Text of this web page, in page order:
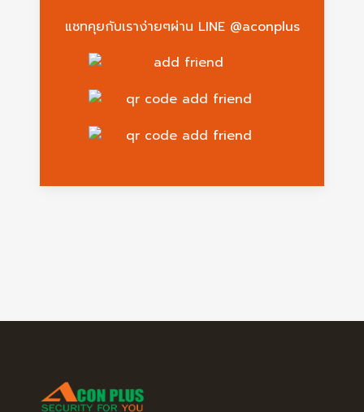
แชทคุยกับเราง่ายๆผ่าน LINE @aconplus